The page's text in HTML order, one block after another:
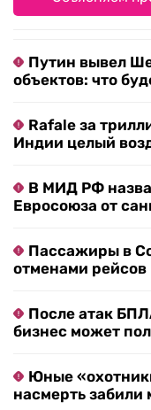
Путин вывел
объектов: что
Rafale за
Индии целый
В МИД РФ
Евросоюза от
Пассажиры в
отменами
После атак
бизнес может
Юные
насмерть